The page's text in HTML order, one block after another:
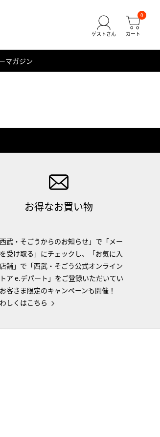
0
マガジン
お得なお買い物
西武・そごうからのお知らせ」で「メー
受け取る」にチェックし、「お気に入
舗」で「西武・そごう公式オンライン
ア e.デパート」をご登録いただいてい
客さま限定のキャンペーンも開催！
しくはこちら